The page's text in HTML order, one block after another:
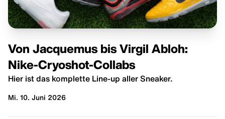
Von Jacquemus bis Virgil Abloh:
Nike-Cryoshot-Collabs
Hier ist das komplette Line-up aller Sneaker.
Mi. 10. Juni 2026